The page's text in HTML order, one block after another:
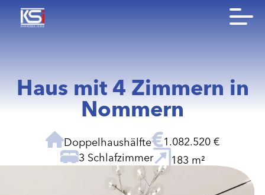
Haus mit 4 Zimmern in
Nommern
Doppelhaushälfte
1.082.520 €
3 Schlafzimmer
183 m²